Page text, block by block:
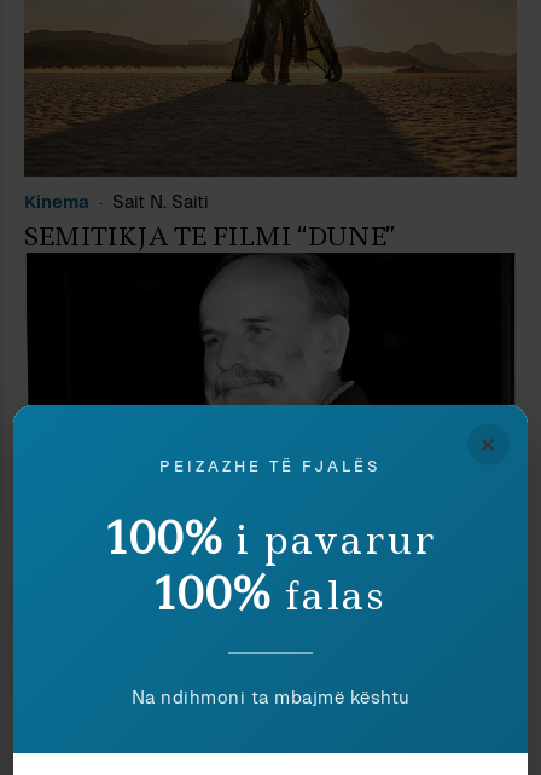
Kinema Sait N. Saiti
SEMITIKJA TE FILMI “DUNE”
Elsa Demo
×
PEIZAZHE TË FJALËS
100% i pavarur
100% falas
Na ndihmoni ta mbajmë kështu